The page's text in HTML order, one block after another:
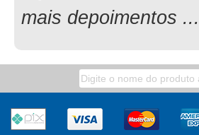
mais depoimentos ...